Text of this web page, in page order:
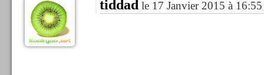
tiddad le 17 Janvier 2015 à 16:55